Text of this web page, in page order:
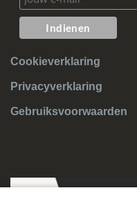
Cookieverklaring
Privacyverklaring
Gebruiksvoorwaarden